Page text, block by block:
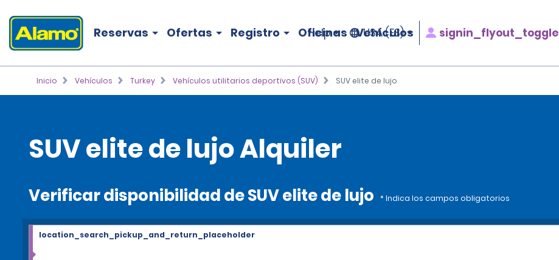
Reservas Ofertas Registro Oficinas Vehículos
Help USA (ES) signin_flyout_toggle
Inicio Vehículos Turkey Vehículos utilitarios deportivos (SUV) SUV elite de lujo
SUV elite de lujo Alquiler
Verificar disponibilidad de SUV elite de lujo * Indica los campos obligatorios
location_search_pickup_and_return_placeholder